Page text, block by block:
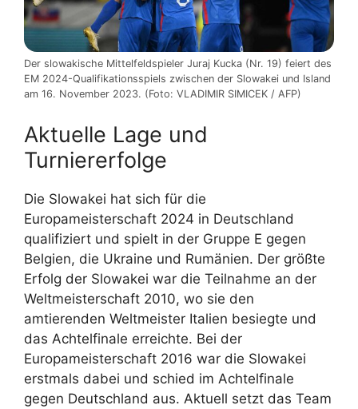
Der slowakische Mittelfeldspieler Juraj Kucka (Nr. 19) feiert des
EM 2024-Qualifikationsspiels zwischen der Slowakei und Island
am 16. November 2023. (Foto: VLADIMIR SIMICEK / AFP)
Aktuelle Lage und
Turniererfolge
Die Slowakei hat sich für die
Europameisterschaft 2024 in Deutschland
qualifiziert und spielt in der Gruppe E gegen
Belgien, die Ukraine und Rumänien. Der größte
Erfolg der Slowakei war die Teilnahme an der
Weltmeisterschaft 2010, wo sie den
amtierenden Weltmeister Italien besiegte und
das Achtelfinale erreichte. Bei der
Europameisterschaft 2016 war die Slowakei
erstmals dabei und schied im Achtelfinale
gegen Deutschland aus. Aktuell setzt das Team